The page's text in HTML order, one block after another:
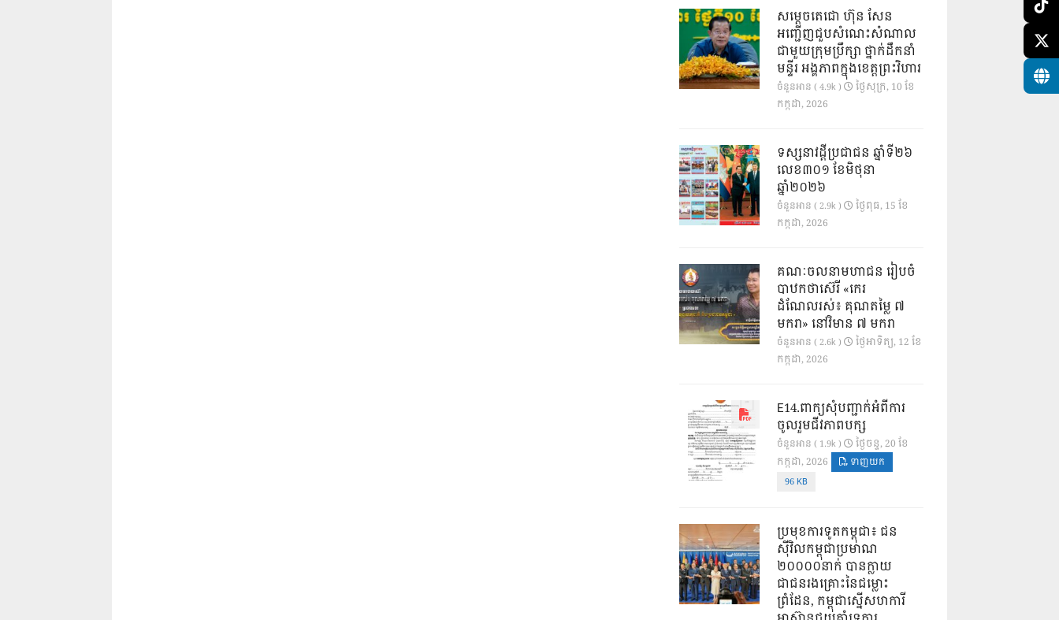
សម្តេចតេជោ ហ៊ុន សែន
អញ្ជើញជួបសំណេះសំណាល
ជាមួយក្រុមប្រឹក្សា ថ្នាក់ដឹកនាំ
មន្ទីរ អង្គភាពក្នុងខេត្តព្រះវិហារ
ចំនួនអាន ( 4.9k )
ថ្ងៃ​សុក្រ, 10 ខែ​
កក្កដា, 2026
ទស្សនាវដ្ដីប្រជាជន ឆ្នាំទី២៦
លេខ៣០១ ខែមិថុនា
ឆ្នាំ២០២៦
ចំនួនអាន ( 2.9k )
ថ្ងៃ​ពុធ, 15 ខែ​
កក្កដា, 2026
គណៈចលនាមហាជន រៀបចំ
បាឋកថាស៊េរី «កេរ
ដំណែលរស់៖ គុណតម្លៃ ៧
មករា» នៅវិមាន ៧ មករា
ចំនួនអាន ( 2.6k )
ថ្ងៃ​អាទិត្យ, 12 ខែ​
កក្កដា, 2026
E14.ពាក្យសុំបញ្ជាក់អំពីការ
ចូលរួមជីវភាពបក្ស
ចំនួនអាន ( 1.9k )
ថ្ងៃ​ចន្ទ, 20 ខែ​
កក្កដា, 2026
ទាញយក
96 KB
ប្រមុខការទូតកម្ពុជា៖ ជន
ស៊ីវិលកម្ពុជាប្រមាណ
២០០០០នាក់ បានក្លាយ
ជាជនរងគ្រោះនៃជម្លោះ
ព្រំដែន, កម្ពុជាស្នើសហការី